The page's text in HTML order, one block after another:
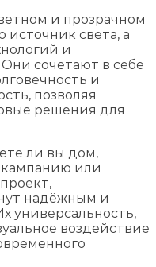
и прозрачном
света, а
и
сочетают в себе
и
позволяя
решения для
ли вы дом,
кампанию или
надёжным и
универсальность,
воздействие